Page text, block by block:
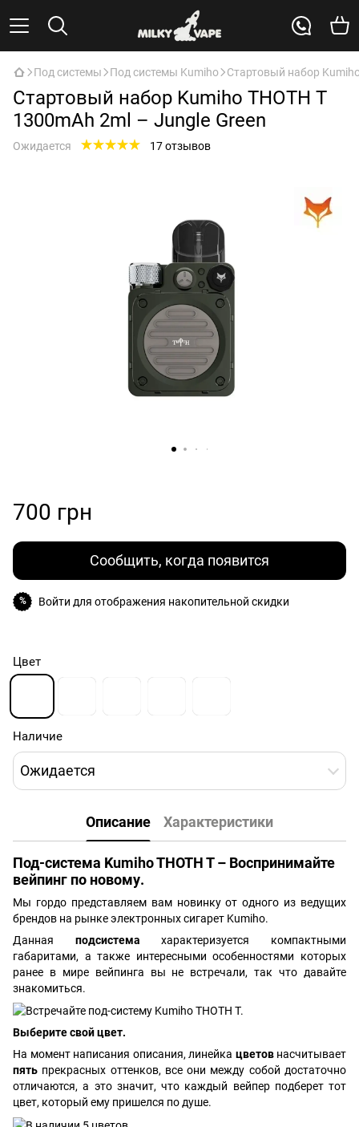
Под системы Под системы Kumiho Стартовый набор
Стартовый набор Kumiho THOTH T
1300mAh 2ml – Jungle Green
Ожидается 17 отзывов
700 грн
Сообщить, когда появится
% Войти для отображения накопительной скидки
Цвет
Наличие
Ожидается
Описание Характеристики
Под-система Kumiho THOTH T – Воспринимайте
вейпинг по новому.
Мы гордо представляем вам новинку от одного из ведущих
брендов на рынке электронных сигарет Kumiho.
Данная подсистема характеризуется компактными
габаритами, а также интересными особенностями которых
ранее в мире вейпинга вы не встречали, так что давайте
знакомиться.
Выберите свой цвет.
На момент написания описания, линейка цветовнасчитывает
пять прекрасных оттенков, все они между собой достаточно
отличаются, а это значит, что каждый вейпер подберет тот
цвет, который ему пришелся по душе.